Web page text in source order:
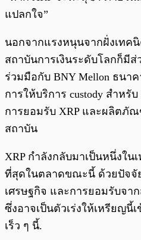
แปลกใจ”
นอกจากแรงหนุนจากฝั่งเทค
สถาบันการเงินระดับโลกก็มี
ร่วมมือกับ BNY Mellon ธนา
การให้บริการ custody สำหรั
การยอมรับ XRP และผลิตภั
สถาบัน
XRP กำลังกลับมาเป็นหนึ่งใ
ที่สุดในตลาดขณะนี้ ด้วยปัจจั
เศรษฐกิจ และการยอมรับจา
ซึ่งอาจเป็นตัวเร่งให้เหรียญนี้
เร็ว ๆ นี้.